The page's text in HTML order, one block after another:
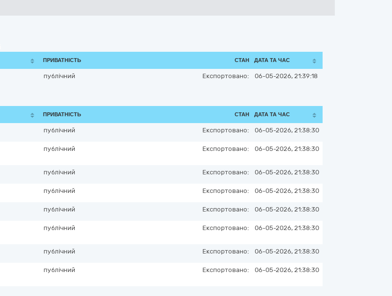
ПРИВАТНІСТЬ СТАН ДАТА ТА ЧАС
публічний Експортовано: 06-05-2026, 21:39:18
ПРИВАТНІСТЬ СТАН ДАТА ТА ЧАС
публічний Експортовано: 06-05-2026, 21:38:30
публічний Експортовано: 06-05-2026, 21:38:30
публічний Експортовано: 06-05-2026, 21:38:30
публічний Експортовано: 06-05-2026, 21:38:30
публічний Експортовано: 06-05-2026, 21:38:30
публічний Експортовано: 06-05-2026, 21:38:30
публічний Експортовано: 06-05-2026, 21:38:30
публічний Експортовано: 06-05-2026, 21:38:30